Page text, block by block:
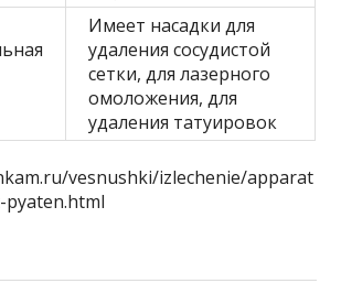
Имеет насадки для
удаления сосудистой
сетки, для лазерного
омоложения, для
удаления татуировок
vesnushki/izlechenie/apparat